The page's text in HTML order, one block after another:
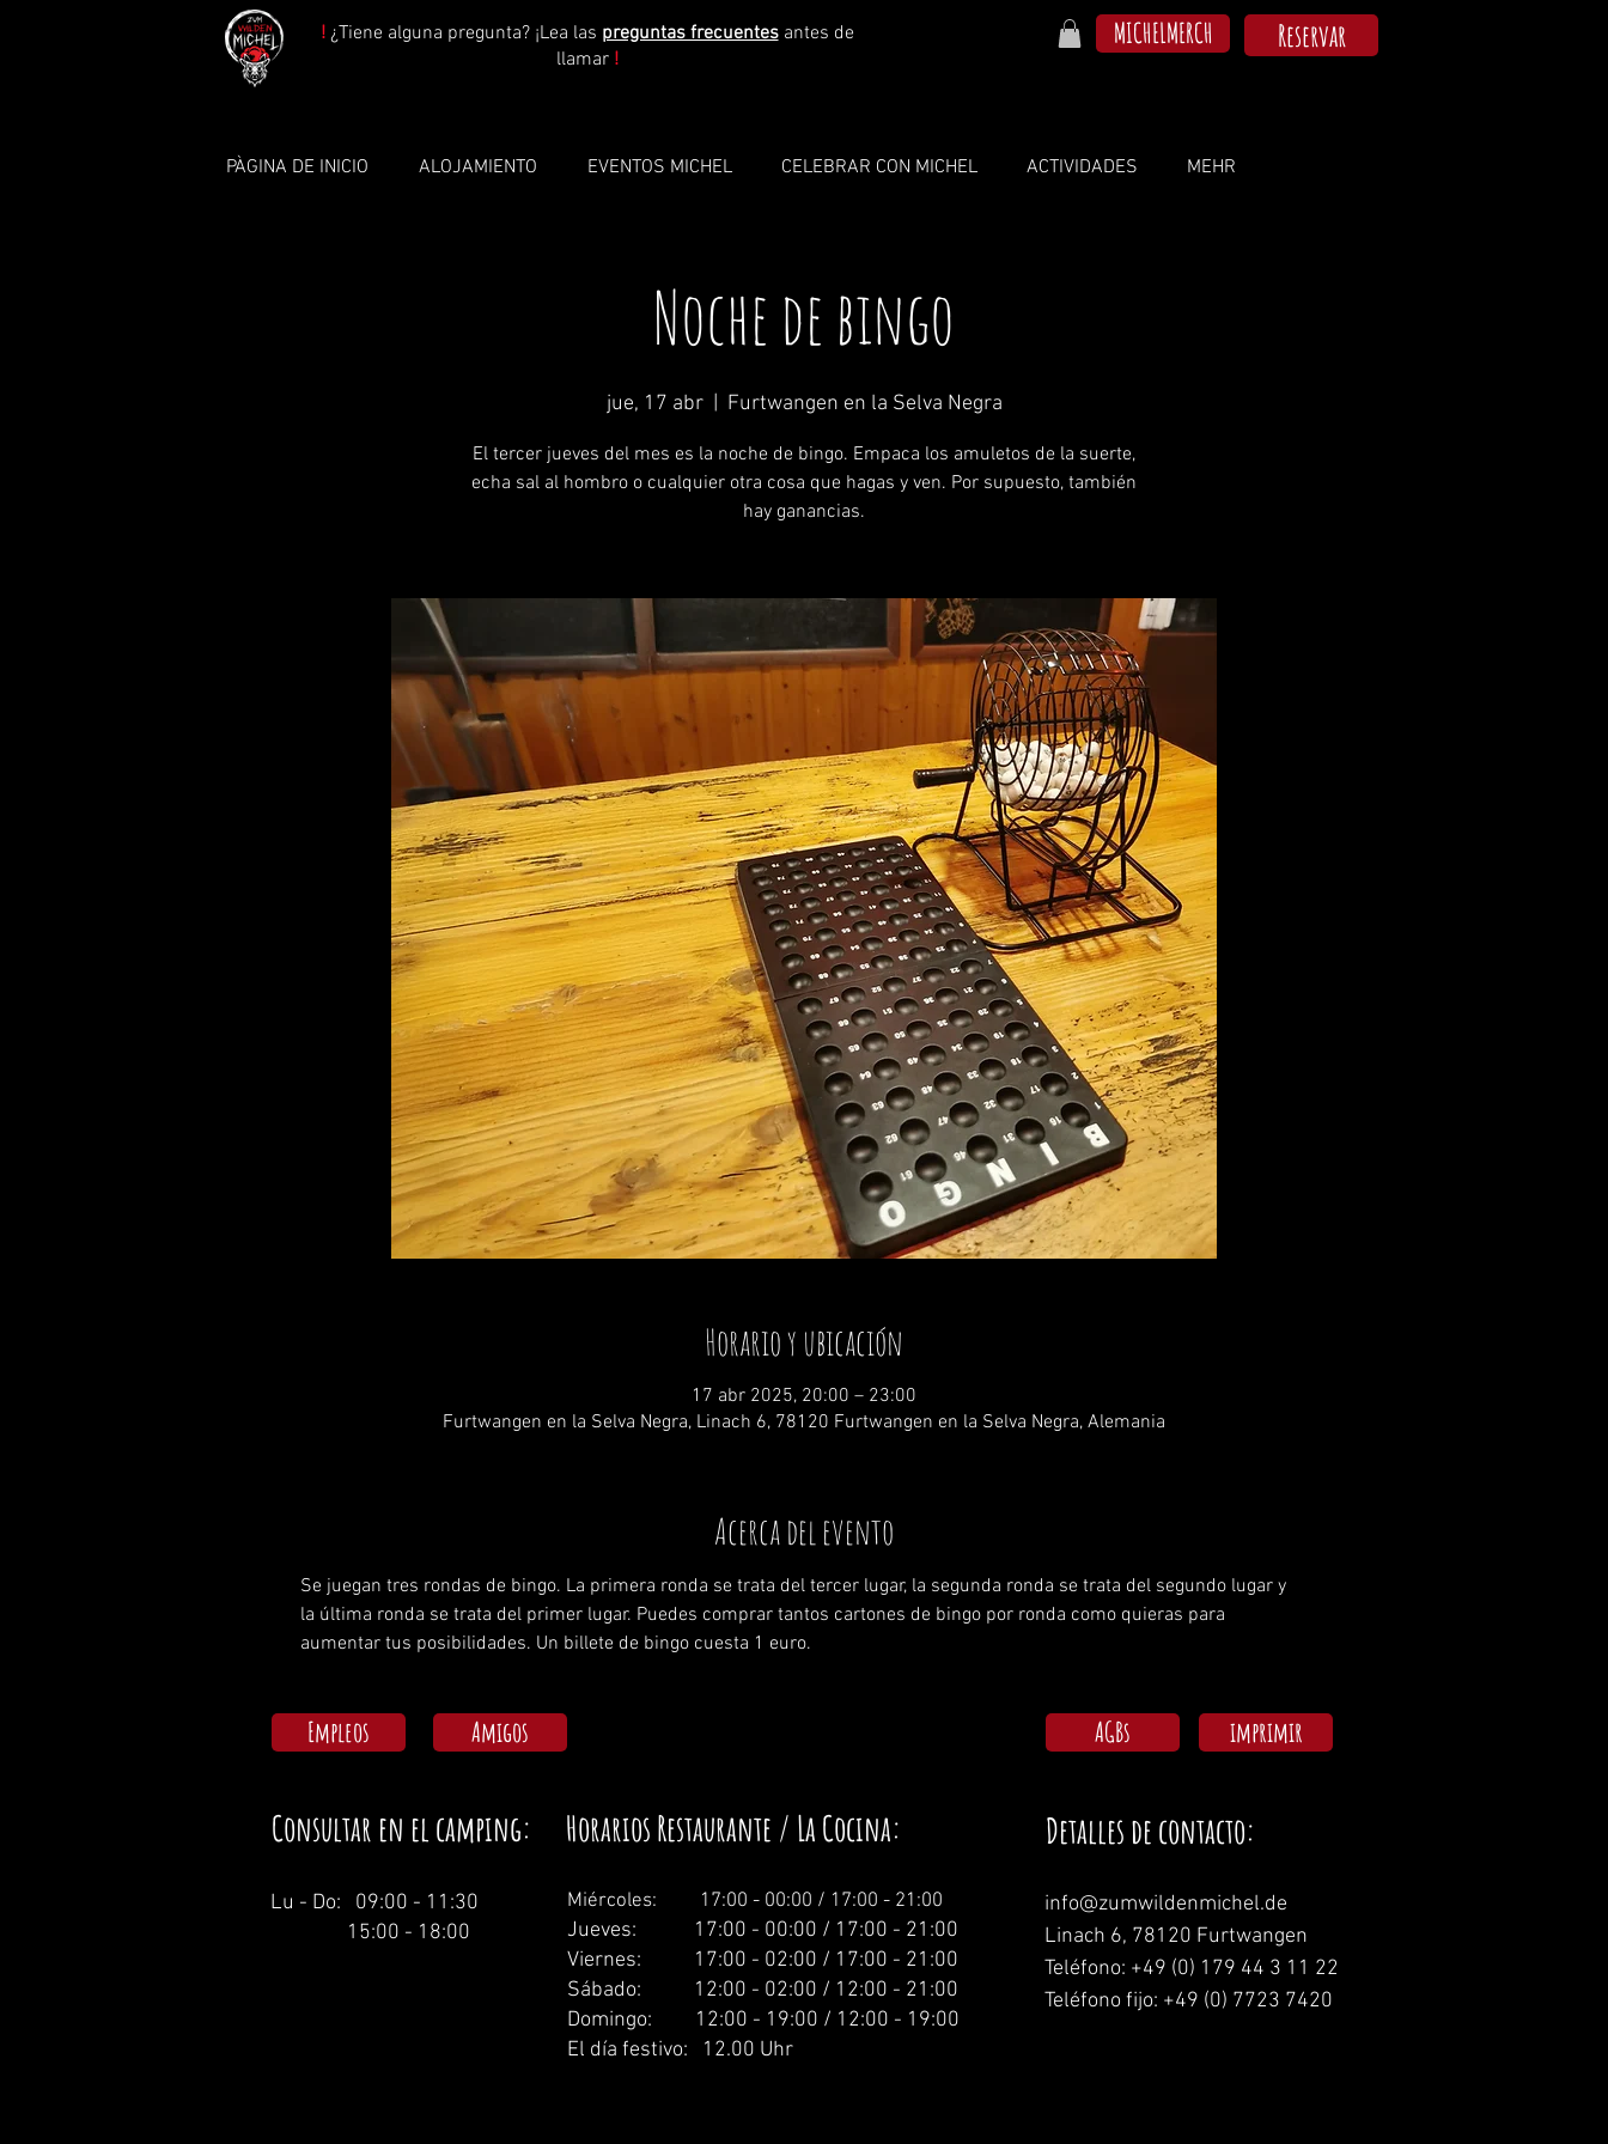
!¿Tiene alguna pregunta? ¡Lea las preguntas frecuentesantes de
llamar !
MICHELMERCH Reservar
PÀGINA DE INICIO ALOJAMIENTO EVENTOS MICHEL CELEBRAR CON MICHEL ACTIVIDADES MEHR
Noche de bingo
jue, 17 abr
  |
Furtwangen en la Selva Negra
El tercer jueves del mes es la noche de bingo. Empaca los amuletos de la suerte,
echa sal al hombro o cualquier otra cosa que hagas y ven. Por supuesto, también
hay ganancias.
Horario y ubicación
17 abr 2025, 20:00 – 23:00
Furtwangen en la Selva Negra, Linach 6, 78120 Furtwangen en la Selva Negra, Alemania
Acerca del evento
Se juegan tres rondas de bingo. La primera ronda se trata del tercer lugar, la segunda ronda se trata del segundo lugar y
la última ronda se trata del primer lugar. Puedes comprar tantos cartones de bingo por ronda como quieras para
aumentar tus posibilidades. Un billete de bingo cuesta 1 euro.
Empleos Amigos
Consultar en el camping: Horarios Restaurante / La Cocina:
Lu - Do: 09:00 - 11:30
15:00 - 18:00
Miércoles: 1 7:00 - 00:00 / 17:00 - 21:00
Jueves: 17:00 - 00:00 / 17:00 - 21:00
Viernes: 17:00 - 02:00 / 17:00 - 21:00
Sábado: 12:00 - 02:00 / 12:00 - 21:00
Domingo: 12:00 - 19:00 / 12:00 - 19:00
El día festivo: 12.00 Uhr
AGBs imprimir
Detalles de contacto:
info@zumwildenmichel.de
Linach 6, 78120 Furtwangen
Teléfono: +49 (0) 179 44 3 11 22
Teléfono fijo: +49 (0) 7723 7420